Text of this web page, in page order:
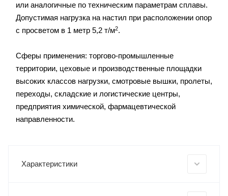
или аналогичные по техническим параметрам сплавы.
Допустимая нагрузка на настил при расположении опор
с просветом в 1 метр 5,2 т/м2.
Сферы применения: торгово-промышленные
территории, цеховые и производственные площадки
высоких классов нагрузки, смотровые вышки, пролеты,
переходы, складские и логистические центры,
предприятия химической, фармацевтической
направленности.
Характеристики